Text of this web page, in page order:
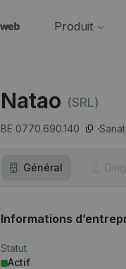
Produit
Natao (SRL)
BE 0770.690.140
Général
Informations
Statut
Actif